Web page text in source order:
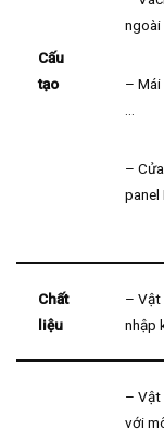
Cấu
tạo
ngoài
– Mái
…
–
panel
Chất
liệu
– Vật
nhập
– Vật
với